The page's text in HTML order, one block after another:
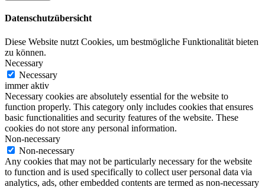
Datenschutzübersicht
Diese Website nutzt Cookies, um bestmögliche Funktionalität bieten
zu können.
Necessary
Necessary
immer aktiv
Necessary cookies are absolutely essential for the website to
function properly. This category only includes cookies that ensures
basic functionalities and security features of the website. These
cookies do not store any personal information.
Non-necessary
Non-necessary
Any cookies that may not be particularly necessary for the website
to function and is used specifically to collect user personal data via
analytics, ads, other embedded contents are termed as non-necessary